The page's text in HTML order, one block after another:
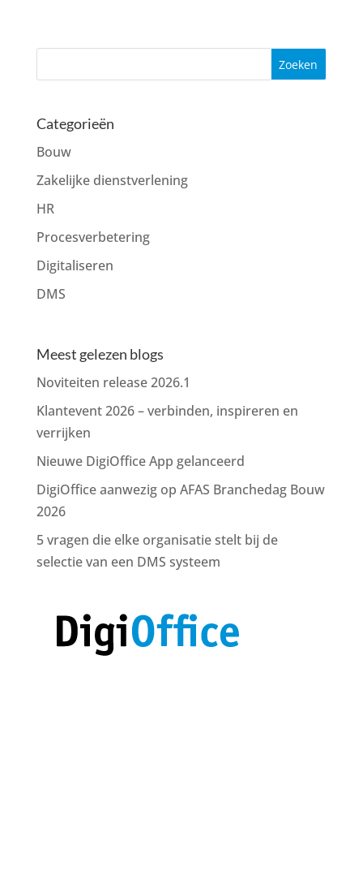
Categorieën
Bouw
Zakelijke dienstverlening
HR
Procesverbetering
Digitaliseren
DMS
Meest gelezen blogs
Noviteiten release 2026.1
Klantevent 2026 – verbinden, inspireren en
verrijken
Nieuwe DigiOffice App gelanceerd
DigiOffice aanwezig op AFAS Branchedag Bouw
2026
5 vragen die elke organisatie stelt bij de
selectie van een DMS systeem